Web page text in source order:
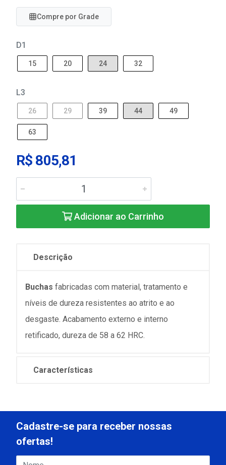
Compre por Grade
D1
15 20 24 32
L3
26 29 39 44 49
63
R$ 805,81
Adicionar ao Carrinho
Descrição
Buchas fabricadas com material, tratamento e
níveis de dureza resistentes ao atrito e ao
desgaste. Acabamento externo e interno
retificado, dureza de 58 a 62 HRC.
Características
Cadastre-se para receber nossas
ofertas!